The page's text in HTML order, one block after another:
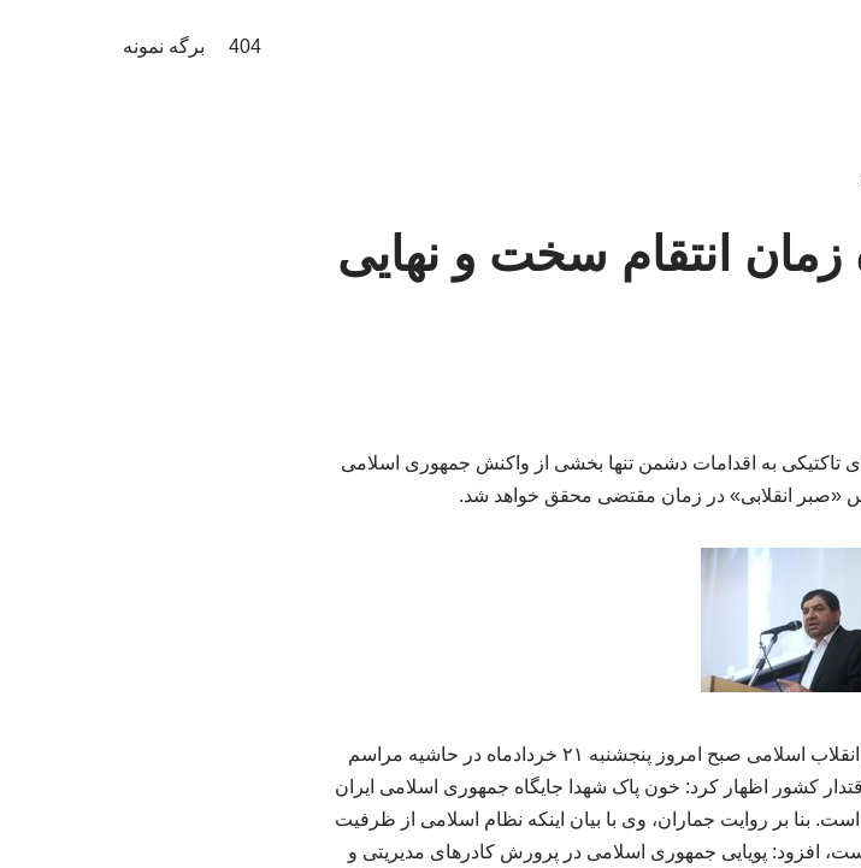
404 برگه نمونه
انتقام سخت و نهایی
تاکتیکی به اقدامات دشمن تنها بخشی از واکنش جمهوری اسلامی
«صبر انقلابی» در زمان مقتضی محقق خواهد شد.
به گزارش رهپویان فرهنگ، محمد مخبر، مشاور رهبر انقلاب اسلامی صبح امروز پنجشنبه ۲۱ خردادماه در حاشیه مراسم
کشور اظهار کرد: خون پاک شهدا جایگاه جمهوری اسلامی ایران
بنا بر روایت جماران، وی با بیان اینکه نظام اسلامی از ظرفیت
است، افزود: پویایی جمهوری اسلامی در پرورش کادرهای مدیریتی و